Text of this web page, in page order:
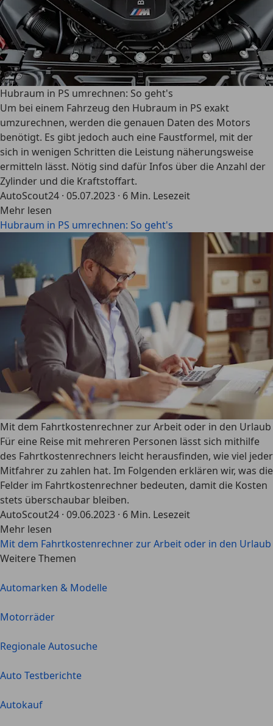
Hubraum in PS umrechnen: So geht's
Um bei einem Fahrzeug den Hubraum in PS exakt
umzurechnen, werden die genauen Daten des Motors
benötigt. Es gibt jedoch auch eine Faustformel, mit der
sich in wenigen Schritten die Leistung näherungsweise
ermitteln lässt. Nötig sind dafür Infos über die Anzahl der
Zylinder und die Kraftstoffart.
AutoScout24 · 05.07.2023 · 6 Min. Lesezeit
Mehr lesen
Hubraum in PS umrechnen: So geht's
Mit dem Fahrtkostenrechner zur Arbeit oder in den Urlaub
Für eine Reise mit mehreren Personen lässt sich mithilfe
des Fahrtkostenrechners leicht herausfinden, wie viel jeder
Mitfahrer zu zahlen hat. Im Folgenden erklären wir, was die
Felder im Fahrtkostenrechner bedeuten, damit die Kosten
stets überschaubar bleiben.
AutoScout24 · 09.06.2023 · 6 Min. Lesezeit
Mehr lesen
Mit dem Fahrtkostenrechner zur Arbeit oder in den Urlaub
Weitere Themen
Automarken & Modelle
Motorräder
Regionale Autosuche
Auto Testberichte
Autokauf